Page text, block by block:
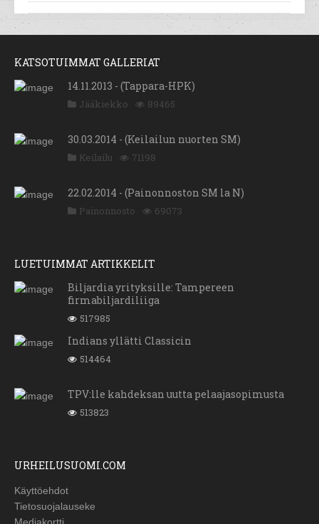
KATSOTUIMMAT GALLERIAT
14.11.2013 - (Tappara-HPK)
Jääkiekko 89465
30.03.2014 - (Keilailun nuorten SM)
Keilailu 71198
22.02.2014 - (Painonnoston SM la N)
Painonnosto 69073
LUETUIMMAT ARTIKKELIT
Biljardia yrityksille: Tampereen
firmabiljardiliiga
517985
Indians yllätti Classicin
514464
TPV:lle kahdeksan uutta pelaajasopimusta
513823
URHEILUSUOMI.COM
Käyttöehdot
Tietosuojalauseke